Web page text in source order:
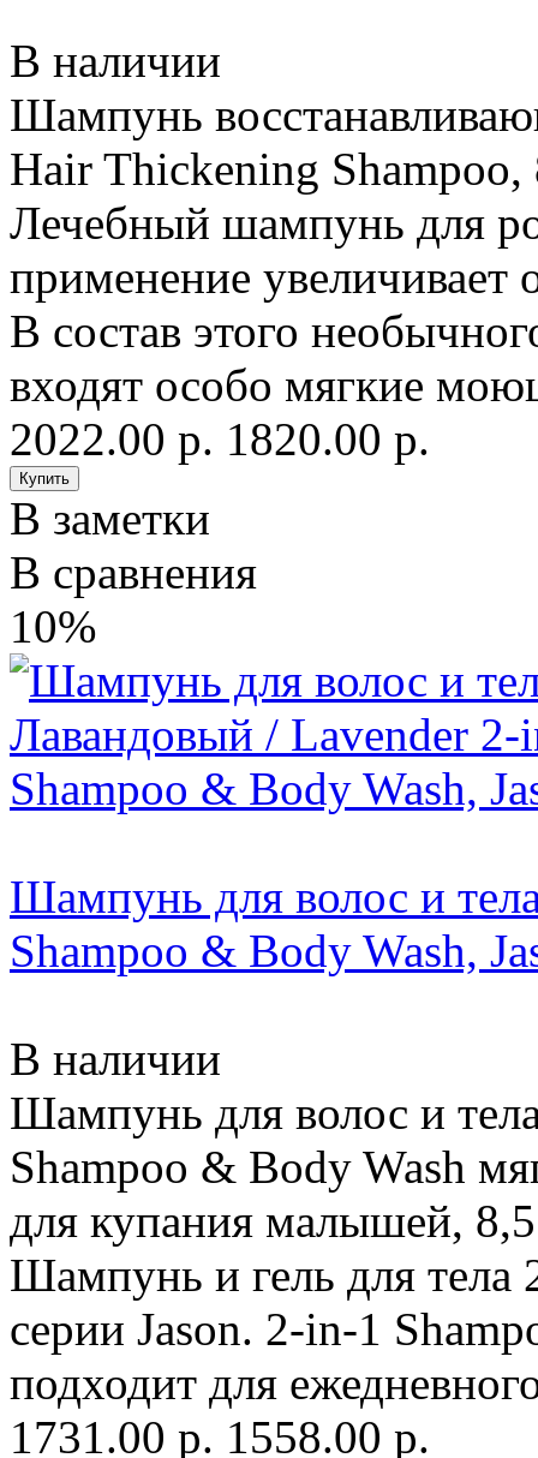
В наличии
Шампунь
Hair Thickening
Лечебный шампунь для
применение увеличивает
В состав этого
входят особо мягкие
2022.00 р. 1820.00 р.
В заметки
В сравнения
10%
Шампунь для волос и
Shampoo & Body Wash,
В наличии
Шампунь для волос и
Shampoo & Body Wash
для купания малышей,
Шампунь и гель для тела
серии Jason. 2-in-1
подходит для
1731.00 р. 1558.00 р.